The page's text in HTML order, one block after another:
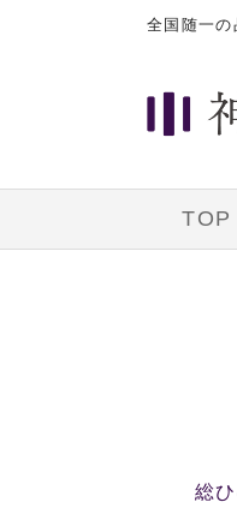
全国随一
TOP
総